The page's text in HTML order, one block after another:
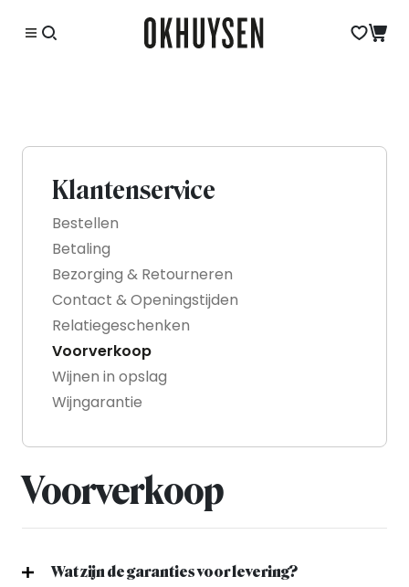
Klantenservice
Bestellen
Betaling
Bezorging & Retourneren
Contact & Openingstijden
Relatiegeschenken
Voorverkoop
Wijnen in opslag
Wijngarantie
Voorverkoop
Wat zijn de garanties voor levering?